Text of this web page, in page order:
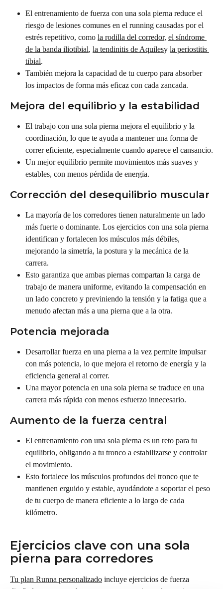
El entrenamiento de fuerza con una sola pierna reduce el
riesgo de lesiones comunes en el running causadas por el
estrés repetitivo, como la rodilla del corredor, el síndrome
de la banda iliotibial, la tendinitis de Aquilesy la periostitis
tibial.
También mejora la capacidad de tu cuerpo para absorber
los impactos de forma más eficaz con cada zancada.
Mejora del equilibrio y la estabilidad
El trabajo con una sola pierna mejora el equilibrio y la
coordinación, lo que te ayuda a mantener una forma de
correr eficiente, especialmente cuando aparece el cansancio.
Un mejor equilibrio permite movimientos más suaves y
estables, con menos pérdida de energía.
Corrección del desequilibrio muscular
La mayoría de los corredores tienen naturalmente un lado
más fuerte o dominante. Los ejercicios con una sola pierna
identifican y fortalecen los músculos más débiles,
mejorando la simetría, la postura y la mecánica de la
carrera.
Esto garantiza que ambas piernas compartan la carga de
trabajo de manera uniforme, evitando la compensación en
un lado concreto y previniendo la tensión y la fatiga que a
menudo afectan más a una pierna que a la otra.
Potencia mejorada
Desarrollar fuerza en una pierna a la vez permite impulsar
con más potencia, lo que mejora el retorno de energía y la
eficiencia general al correr.
Una mayor potencia en una sola pierna se traduce en una
carrera más rápida con menos esfuerzo innecesario.
Aumento de la fuerza central
El entrenamiento con una sola pierna es un reto para tu
equilibrio, obligando a tu tronco a estabilizarse y controlar
el movimiento.
Esto fortalece los músculos profundos del tronco que te
mantienen erguido y estable, ayudándote a soportar el peso
de tu cuerpo de manera eficiente a lo largo de cada
kilómetro.
Ejercicios clave con una sola
pierna para corredores
Tu plan Runna personalizado incluye ejercicios de fuerza